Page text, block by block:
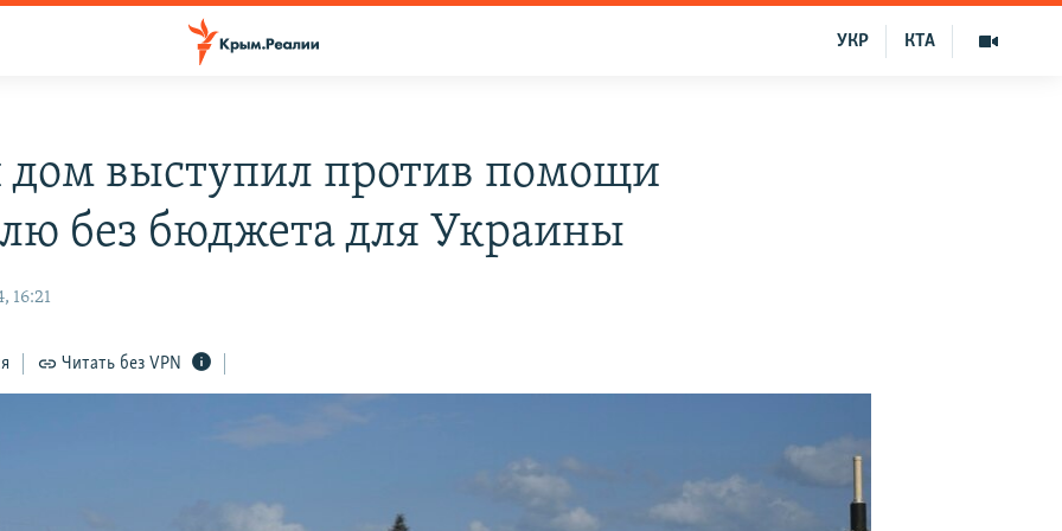
КТА
УКР
дом выступил против помощи
без бюджета для Украины
16:21
Читать без VPN